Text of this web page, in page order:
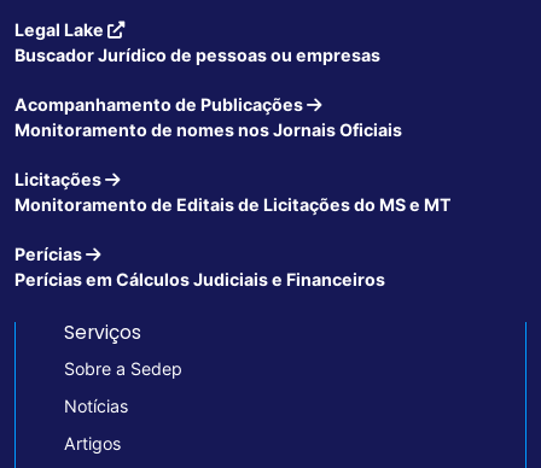
Legal Lake
Buscador Jurídico de pessoas ou empresas
Acompanhamento de Publicações
Monitoramento de nomes nos Jornais Oficiais
Licitações
Monitoramento de Editais de Licitações do MS e MT
Perícias
Perícias em Cálculos Judiciais e Financeiros
Serviços
Sobre a Sedep
Notícias
Artigos